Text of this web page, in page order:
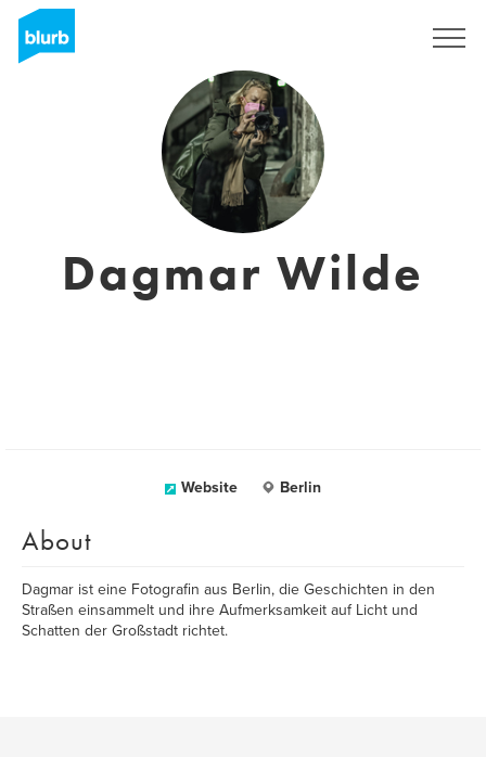
Dagmar Wilde
Website Berlin
About
Dagmar ist eine Fotografin aus Berlin, die Geschichten in den
Straßen einsammelt und ihre Aufmerksamkeit auf Licht und
Schatten der Großstadt richtet.